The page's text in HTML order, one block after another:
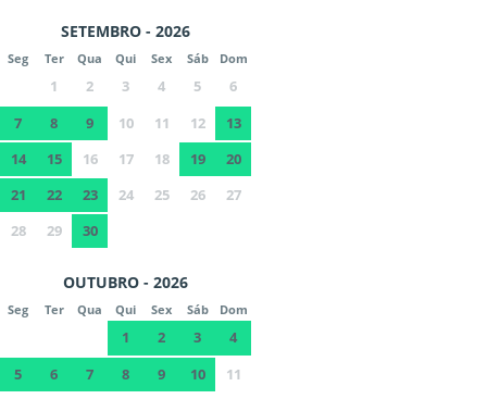
SETEMBRO - 2026
Seg Ter Qua Qui Sex Sáb Dom
1 2 3 4 5
6
7
8 9 10 11 12
13
14
15 16 17 18 19
20
21
22 23 24 25 26
27
28
29 30
OUTUBRO - 2026
Seg Ter Qua Qui Sex Sáb Dom
1 2 3
4
5
6 7 8 9 10
11